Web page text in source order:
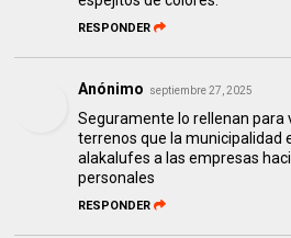
RESPONDER
Anónimo septiembre 27, 2025
Seguramente lo rellenan para
terrenos que la municipalidad
alakalufes a las empresas
personales
RESPONDER